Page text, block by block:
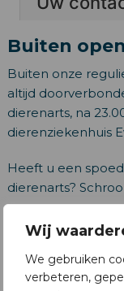
Wij
We gebruiken
verbeteren,
Buiten
Buiten onze
altijd
dierenarts, na
dierenziekenhuis
Heeft u een
dierenarts?
Aan huis
Wij kunnen ook